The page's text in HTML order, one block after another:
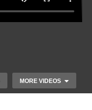
MORE VIDEOS